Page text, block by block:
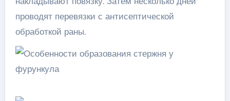
проводят перевязки с антисептической
обработкой раны.